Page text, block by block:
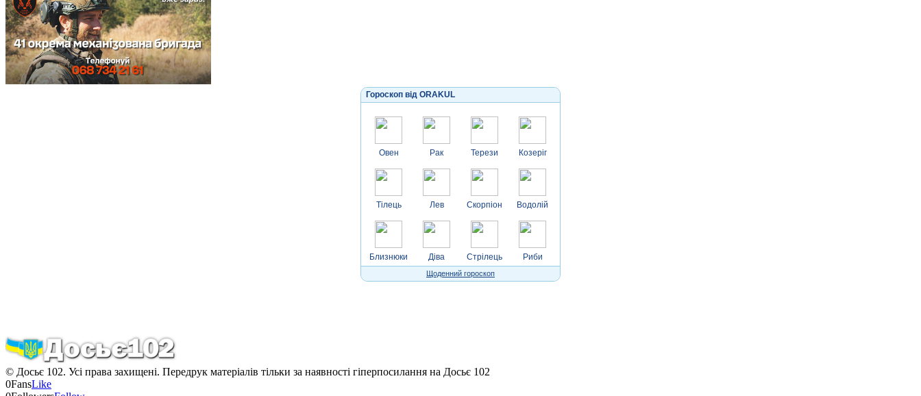
Гороскоп від ORAKUL
Овен
Тілець
Близнюки
Рак
Лев
Діва
Терези
Скорпіон
Стрілець
Козеріг
Водолій
Риби
Щоденний гороскоп
© Досьє 102. Усі права захищені. Передрук матеріалів тільки за наявності гіперпосилання на Досьє 102
0FansLike